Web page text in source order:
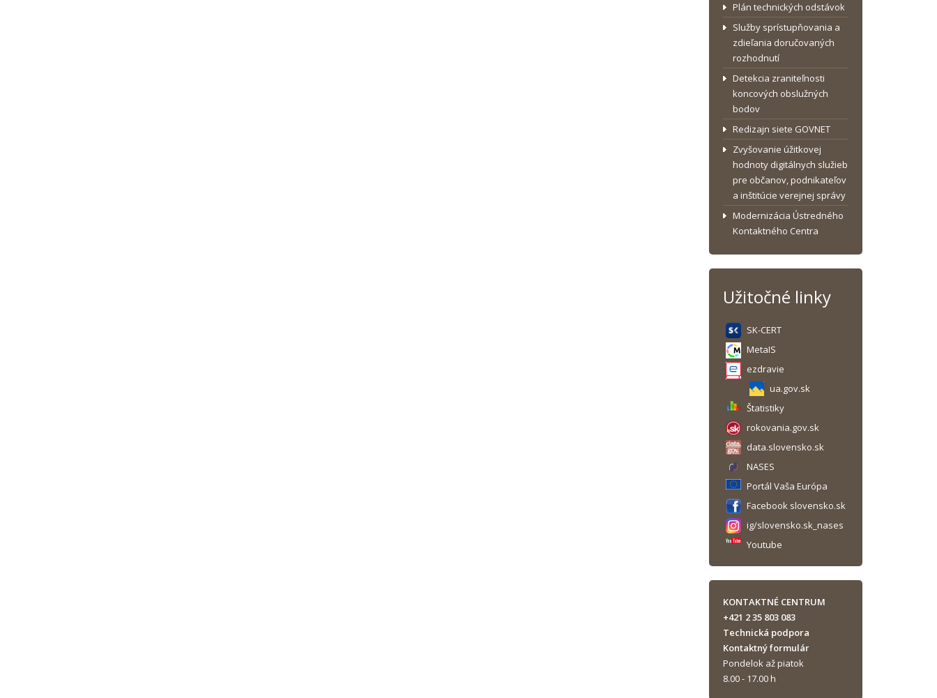
Plán technických odstávok
Služby sprístupňovania a
zdieľania doručovaných
rozhodnutí
Detekcia zraniteľnosti
koncových obslužných
bodov
Redizajn siete GOVNET
Zvyšovanie úžitkovej
hodnoty digitálnych služieb
pre občanov, podnikateľov
a inštitúcie verejnej správy
Modernizácia Ústredného
Kontaktného Centra
Užitočné linky
SK-CERT
MetaIS
ezdravie
ua.gov.sk
Štatistiky
rokovania.gov.sk
data.slovensko.sk
NASES
Portál Vaša Európa
Facebook slovensko.sk
ig/slovensko.sk_nases
Youtube
KONTAKTNÉ CENTRUM
+421 2 35 803 083
Technická podpora
Kontaktný formulár
Pondelok až piatok
8.00 - 17.00 h